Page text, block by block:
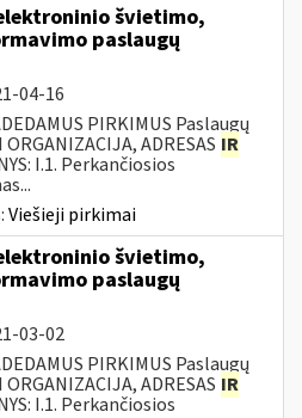
švietimo,
paslaugų
04-16
PIRKIMUS Paslaugų
ADRESAS IR
I.1. Perkančiosios
Viešieji pirkimai
švietimo,
paslaugų
03-02
PIRKIMUS Paslaugų
ADRESAS IR
I.1. Perkančiosios